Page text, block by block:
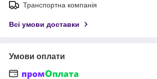
Транспортна компанія
Всі умови доставки
Умови оплати